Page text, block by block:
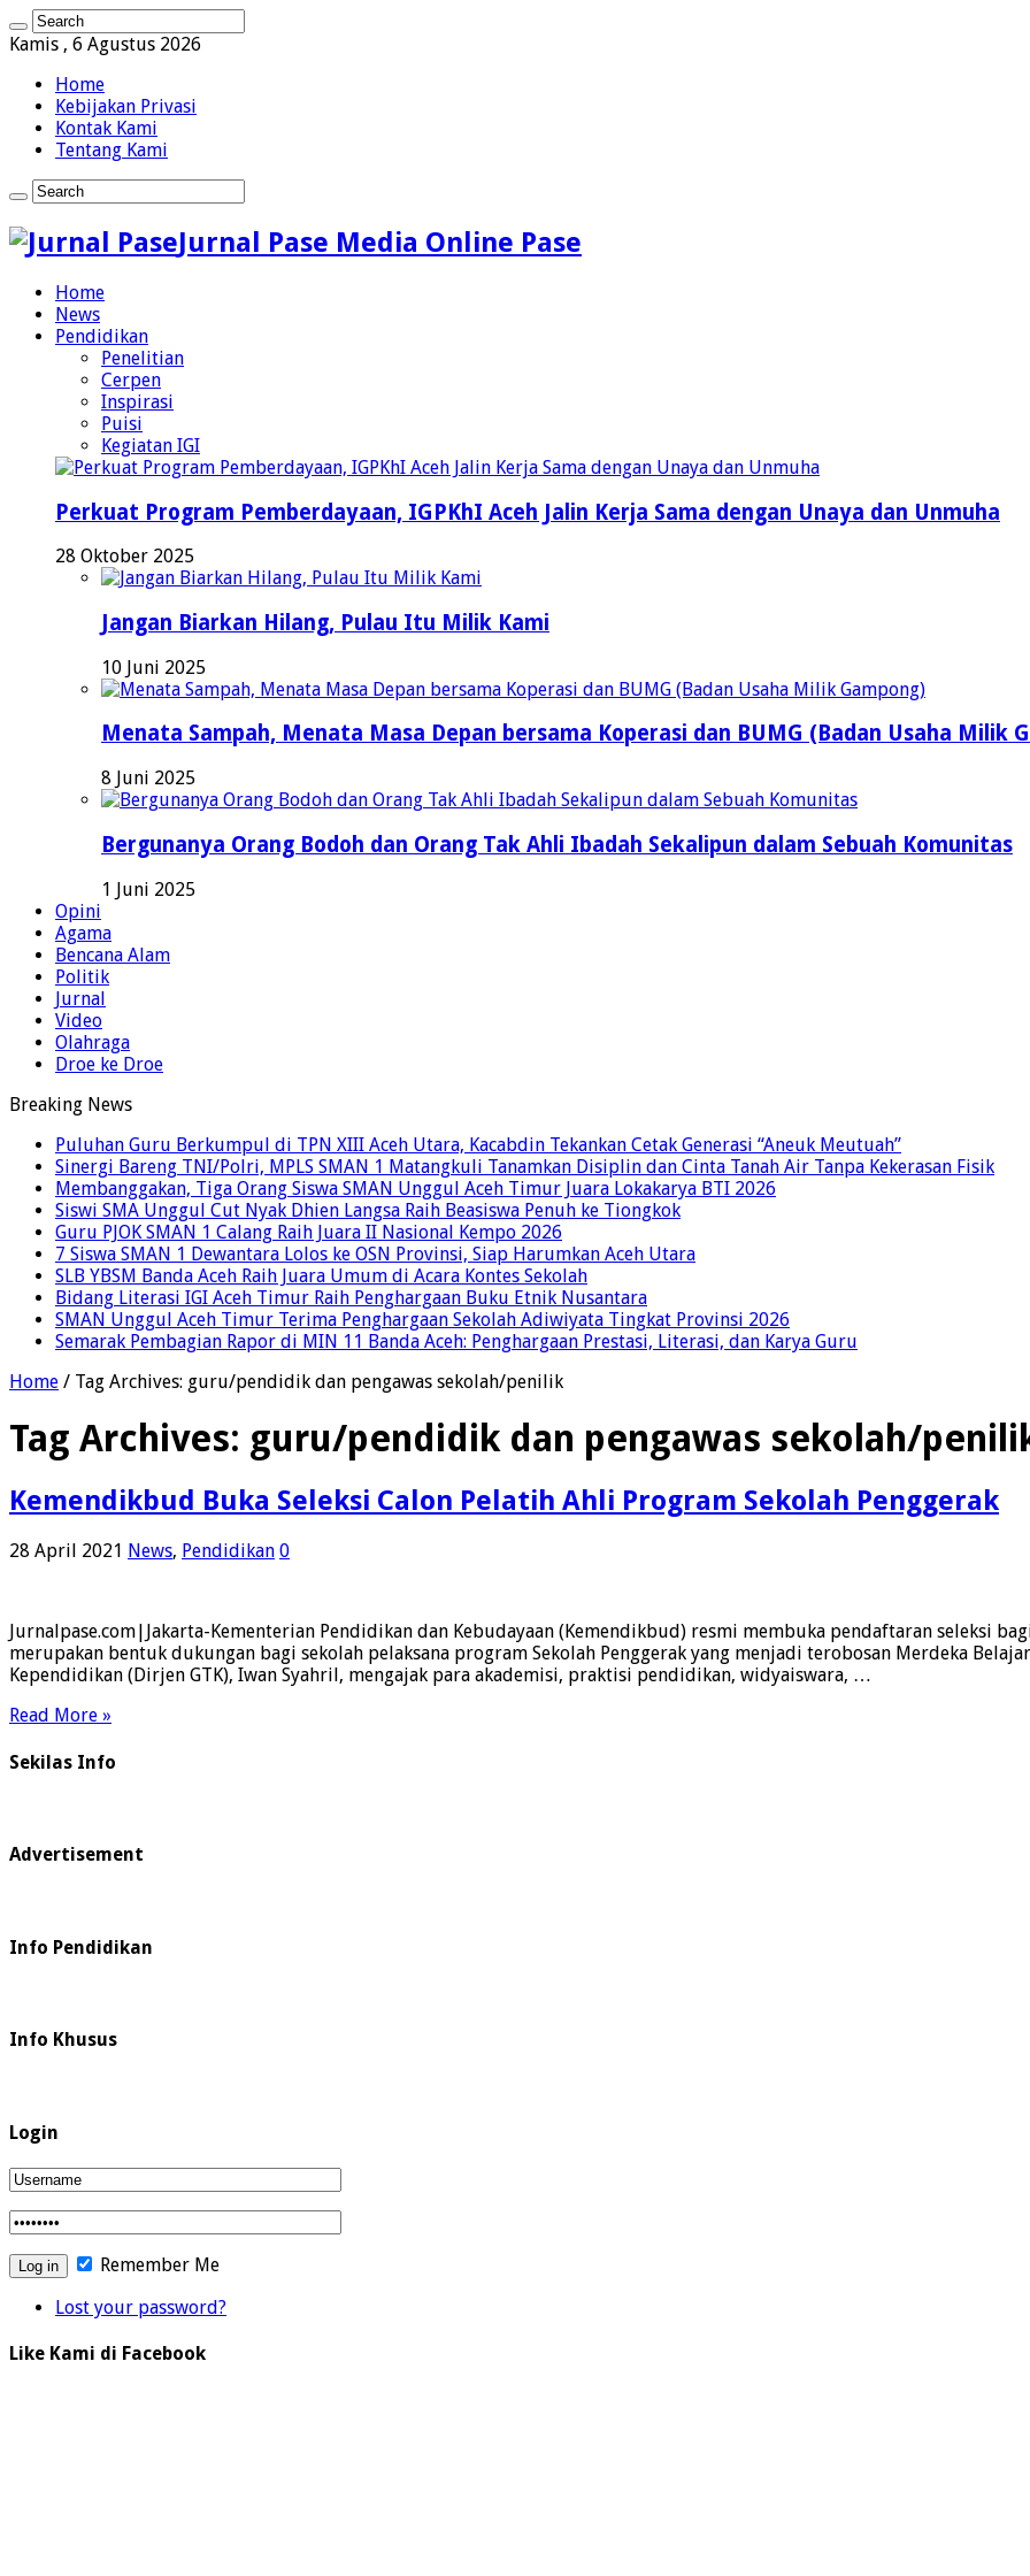
Kamis , 6 Agustus 2026
Home
Kebijakan Privasi
Kontak Kami
Tentang Kami
Jurnal Pase Media Online Pase
Home
News
Pendidikan
Penelitian
Cerpen
Inspirasi
Puisi
Kegiatan IGI
Perkuat Program Pemberdayaan, IGPKhI Aceh Jalin Kerja Sama dengan Unaya dan Unmuha
28 Oktober 2025
Jangan Biarkan Hilang, Pulau Itu Milik Kami
10 Juni 2025
Menata Sampah, Menata Masa Depan bersama Koperasi dan BUMG (Badan Usaha Milik
8 Juni 2025
Bergunanya Orang Bodoh dan Orang Tak Ahli Ibadah Sekalipun dalam Sebuah Komunitas
1 Juni 2025
Opini
Agama
Bencana Alam
Politik
Jurnal
Video
Olahraga
Droe ke Droe
Breaking News
Puluhan Guru Berkumpul di TPN XIII Aceh Utara, Kacabdin Tekankan Cetak Generasi “Aneuk Meutuah”
Sinergi Bareng TNI/Polri, MPLS SMAN 1 Matangkuli Tanamkan Disiplin dan Cinta Tanah Air Tanpa Kekerasan Fisik
Membanggakan, Tiga Orang Siswa SMAN Unggul Aceh Timur Juara Lokakarya BTI 2026
Siswi SMA Unggul Cut Nyak Dhien Langsa Raih Beasiswa Penuh ke Tiongkok
Guru PJOK SMAN 1 Calang Raih Juara II Nasional Kempo 2026
7 Siswa SMAN 1 Dewantara Lolos ke OSN Provinsi, Siap Harumkan Aceh Utara
SLB YBSM Banda Aceh Raih Juara Umum di Acara Kontes Sekolah
Bidang Literasi IGI Aceh Timur Raih Penghargaan Buku Etnik Nusantara
SMAN Unggul Aceh Timur Terima Penghargaan Sekolah Adiwiyata Tingkat Provinsi 2026
Semarak Pembagian Rapor di MIN 11 Banda Aceh: Penghargaan Prestasi, Literasi, dan Karya Guru
Home / Tag Archives: guru/pendidik dan pengawas sekolah/penilik
Tag Archives: guru/pendidik dan pengawas sekolah/
Kemendikbud Buka Seleksi Calon Pelatih Ahli Program Sekolah Penggerak
28 April 2021 News, Pendidikan 0
Jurnalpase.com|Jakarta-Kementerian Pendidikan dan Kebudayaan (Kemendikbud) resmi membuka pendaftaran seleksi
merupakan bentuk dukungan bagi sekolah pelaksana program Sekolah Penggerak yang menjadi terobosan Merdeka
Kependidikan (Dirjen GTK), Iwan Syahril, mengajak para akademisi, praktisi pendidikan, widyaiswara, …
Read More »
Sekilas Info
Advertisement
Info Pendidikan
Info Khusus
Login
Remember Me
Lost your password?
Like Kami di Facebook